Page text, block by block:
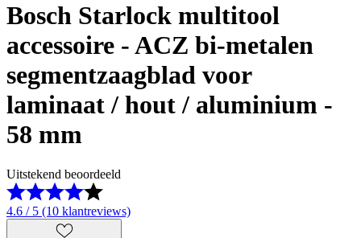
Bosch Starlock multitool
accessoire - ACZ bi-metalen
segmentzaagblad voor
laminaat / hout / aluminium -
58 mm
Uitstekend beoordeeld
4.6 / 5 (10 klantreviews)